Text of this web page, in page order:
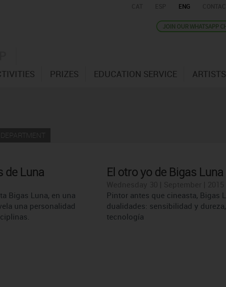
ENG
PRIZES EDUCATION SERVICE ARTISTS
de Luna
Bigas Luna, en una
una personalidad
El otro yo de Bigas Luna
Pintor antes que cineasta, Bigas
dualidades: sensibilidad y
tecnología